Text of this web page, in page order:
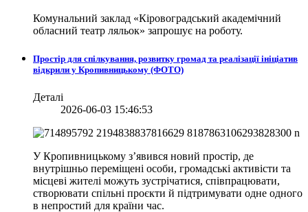
Комунальний заклад «Кіровоградський академічний
обласний театр ляльок» запрошує на роботу.
Простір для спілкування, розвитку громад та реалізації ініціатив
відкрили у Кропивницькому (ФОТО)
Деталі
2026-06-03 15:46:53
У Кропивницькому з’явився новий простір, де
внутрішньо переміщені особи, громадські активісти та
місцеві жителі можуть зустрічатися, співпрацювати,
створювати спільні проєкти й підтримувати одне одного
в непростий для країни час.